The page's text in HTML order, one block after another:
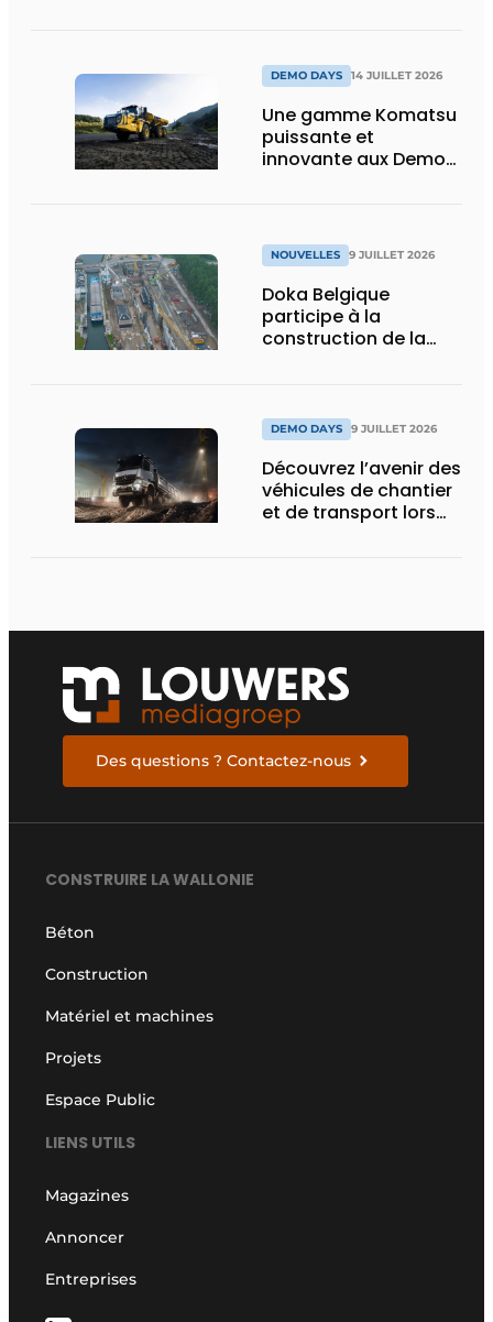
DEMO DAYS 14 JUILLET 2026
Une gamme Komatsu
puissante et
innovante aux Demo
NOUVELLES 9 JUILLET 2026
Doka Belgique
participe à la
construction de la
DEMO DAYS 9 JUILLET 2026
Découvrez l’avenir des
véhicules de chantier
et de transport lors
Des questions ? Contactez-nous
CONSTRUIRE LA WALLONIE
Béton
Construction
Matériel et machines
Projets
Espace Public
LIENS UTILS
Magazines
Annoncer
Entreprises